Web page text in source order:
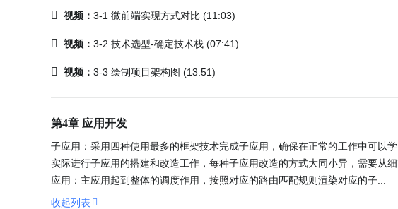
视频： 3-1 微前端实现方式对比 (11:03)
视频： 3-2 技术选型-确定技术栈 (07:41)
视频： 3-3 绘制项目架构图 (13:51)
第4章 应用开发
子应用：采用四种使用最多的框架技术完成子应用，确保在正常的工作中可以
实际进行子应用的搭建和改造工作，每种子应用改造的方式大同小异，需要从
应用：主应用起到整体的调度作用，按照对应的路由匹配规则渲染对应的子...
收起列表